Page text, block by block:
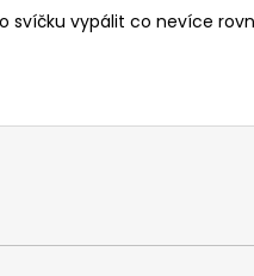
vypálit co nevíce